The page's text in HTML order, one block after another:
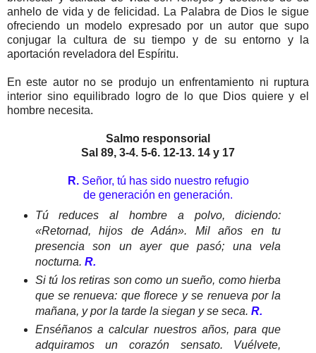
anhelo de vida y de felicidad. La Palabra de Dios le sigue
ofreciendo un modelo expresado por un autor que supo
conjugar la cultura de su tiempo y de su entorno y la
aportación reveladora del Espíritu.
En este autor no se produjo un enfrentamiento ni ruptura
interior sino equilibrado logro de lo que Dios quiere y el
hombre necesita.
Salmo responsorial
Sal 89, 3-4. 5-6. 12-13. 14 y 17
R.Señor, tú has sido nuestro refugio
de generación en generación.
Tú reduces al hombre a polvo, diciendo:
«Retornad, hijos de Adán». Mil años en tu
presencia son un ayer que pasó; una vela
nocturna. R.
Si tú los retiras son como un sueño, como hierba
que se renueva: que florece y se renueva por la
mañana, y por la tarde la siegan y se seca. R.
Enséñanos a calcular nuestros años, para que
adquiramos un corazón sensato. Vuélvete,